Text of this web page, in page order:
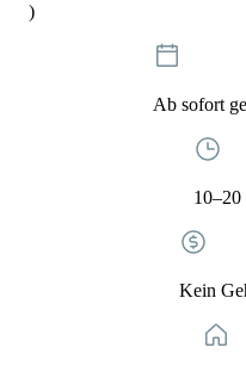
)
Ab sofort
10–20
Kein